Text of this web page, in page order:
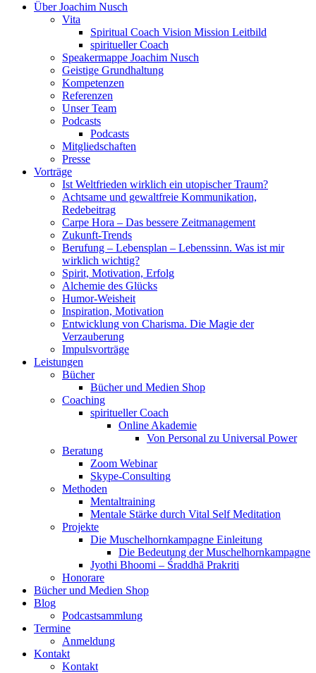
Über Joachim Nusch
Vita
Spiritual Coach Vision Mission Leitbild
spiritueller Coach
Speakermappe Joachim Nusch
Geistige Grundhaltung
Kompetenzen
Referenzen
Unser Team
Podcasts
Podcasts
Mitgliedschaften
Presse
Vorträge
Ist Weltfrieden wirklich ein utopischer Traum?
Achtsame und gewaltfreie Kommunikation,
Redebeitrag
Carpe Hora – Das bessere Zeitmanagement
Zukunft-Trends
Berufung – Lebensplan – Lebenssinn. Was ist mir
wirklich wichtig?
Spirit, Motivation, Erfolg
Alchemie des Glücks
Humor-Weisheit
Inspiration, Motivation
Entwicklung von Charisma. Die Magie der
Verzauberung
Impulsvorträge
Leistungen
Bücher
Bücher und Medien Shop
Coaching
spiritueller Coach
Online Akademie
Von Personal zu Universal Power
Beratung
Zoom Webinar
Skype-Consulting
Methoden
Mentaltraining
Mentale Stärke durch Vital Self Meditation
Projekte
Die Muschelhornkampagne Einleitung
Die Bedeutung der Muschelhornkampagne
Jyothi Bhoomi – Śraddhā Prakriti
Honorare
Bücher und Medien Shop
Blog
Podcastsammlung
Termine
Anmeldung
Kontakt
Kontakt